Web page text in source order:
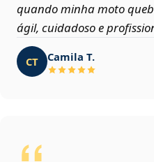
quando minha moto
ágil, cuidadoso e
CT Camila T.